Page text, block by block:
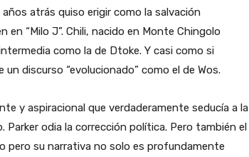
atrás quiso erigir como la salvación
“Milo J”. Chili, nacido en Monte Chingolo
como la de Dtoke. Y casi como si
discurso “evolucionado” como el de Wos.
y aspiracional que verdaderamente seducía a la
odia la corrección política. Pero también el
pero su narrativa no solo es profundamente